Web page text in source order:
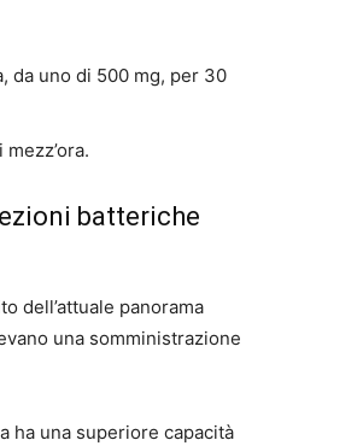
da uno di 500 mg, per 30
batteriche
dell’attuale panorama
una somministrazione
ha una superiore capacità